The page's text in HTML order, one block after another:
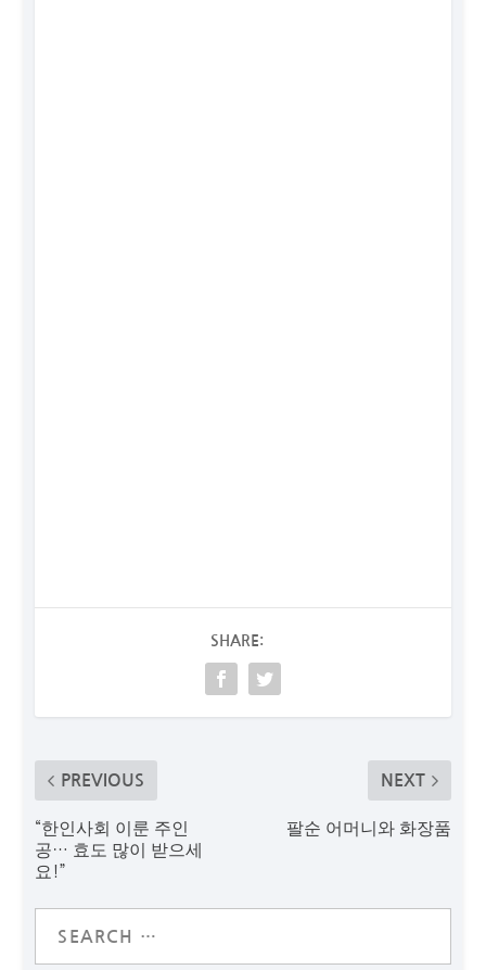
SHARE:
PREVIOUS
“한인사회 이룬 주인
공… 효도 많이 받으세
요!”
NEXT
팔순 어머니와 화장품